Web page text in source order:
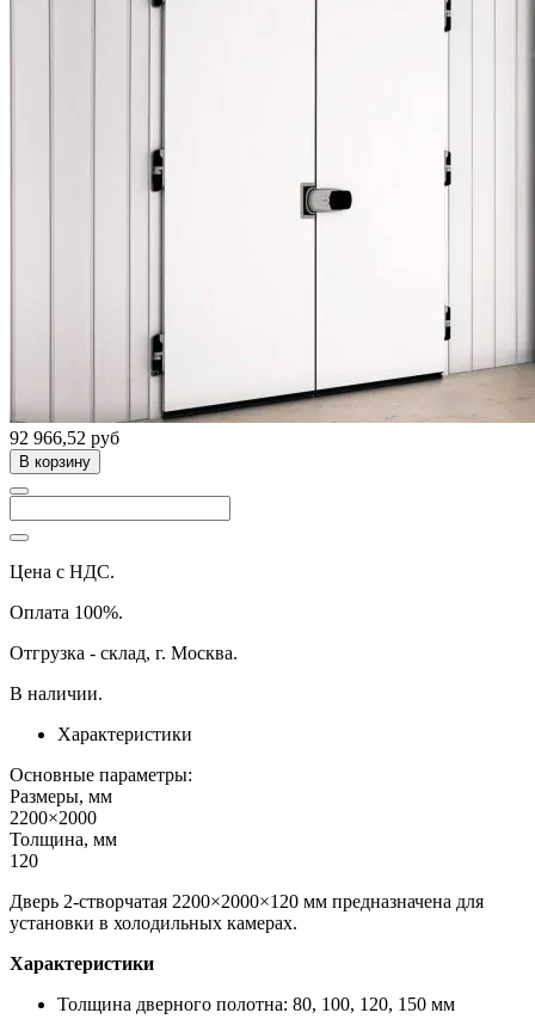
92 966,52 руб
В корзину
Цена с НДС.
Оплата 100%.
Отгрузка - склад, г. Москва.
В наличии.
Характеристики
Основные параметры:
Размеры, мм
2200×2000
Толщина, мм
120
Дверь 2-створчатая 2200×2000×120 мм предназначена для
установки в холодильных камерах.
Характеристики
Толщина дверного полотна: 80, 100, 120, 150 мм